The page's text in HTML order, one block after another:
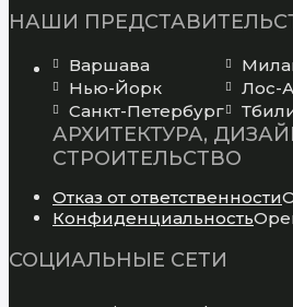
НАШИ
Варшава
Нью-Йорк
Лос-
Санкт-Петербург
АРХИТЕКТУРА,
СТРОИТЕЛЬСТВО
Отказ от ответственности
Конфиденциальность
СОЦИАЛЬНЫЕ СЕТИ